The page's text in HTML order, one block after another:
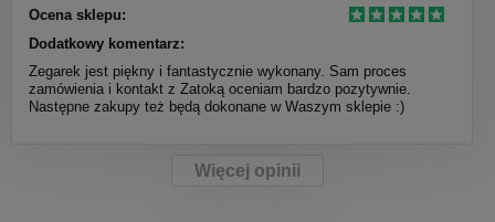
Ocena sklepu:
Dodatkowy komentarz:
Zegarek jest piękny i fantastycznie wykonany. Sam proces
zamówienia i kontakt z Zatoką oceniam bardzo pozytywnie.
Następne zakupy też będą dokonane w Waszym sklepie :)
Więcej opinii